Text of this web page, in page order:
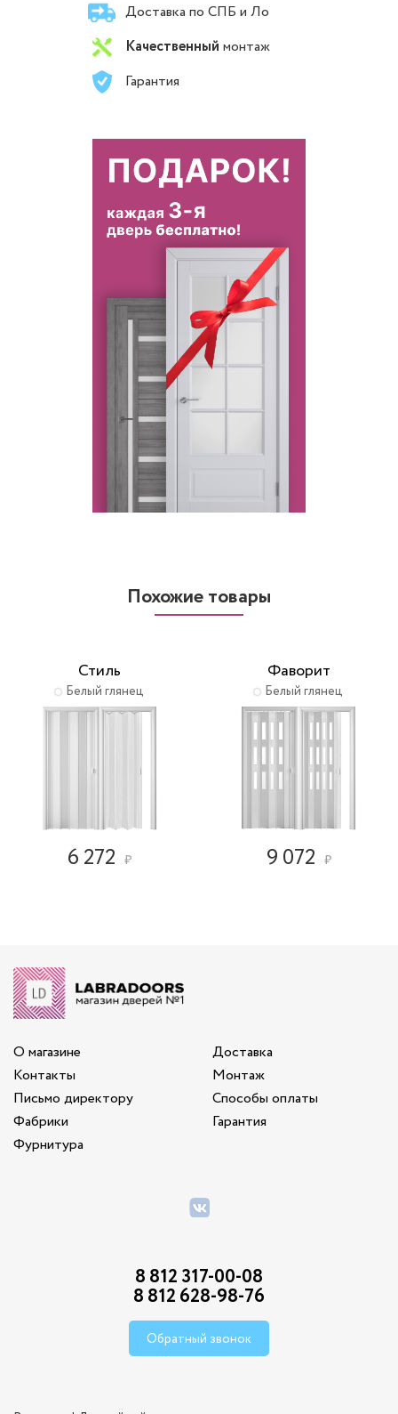
Доставка по СПБ и Ло
Качественный монтаж
Гарантия
Похожие товары
Стиль
Белый глянец
6 272 ₽
Фаворит
Белый глянец
9 072 ₽
О магазине
Контакты
Письмо директору
Фабрики
Фурнитура
Доставка
Монтаж
Способы оплаты
Гарантия
8 812 317-00-08
8 812 628-98-76
Обратный звонок